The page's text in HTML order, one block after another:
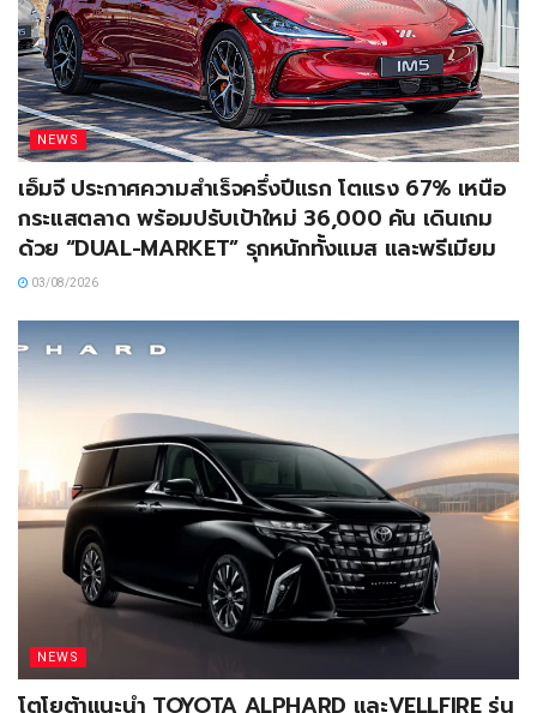
NEWS
เอ็มจี ประกาศความสำเร็จครึ่งปีแรก โตแรง 67% เหนือ
กระแสตลาด พร้อมปรับเป้าใหม่ 36,000 คัน เดินเกม
ด้วย “DUAL-MARKET” รุกหนักทั้งแมส และพรีเมียม
03/08/2026
NEWS
โตโยต้าแนะนำ TOYOTA ALPHARD และVELLFIRE รุ่น